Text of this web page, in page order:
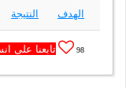
الهدف
النتيجة
98 تابعنا على